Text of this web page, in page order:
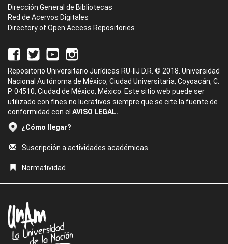
Dirección General de Bibliotecas
Red de Acervos Digitales
Directory of Open Access Repositories
Repositorio Universitario Jurídicas RU-IIJ D.R. © 2018. Universidad
Nacional Autónoma de México, Ciudad Universitaria, Coyoacán, C.
P. 04510, Ciudad de México, México. Este sitio web puede ser
utilizado con fines no lucrativos siempre que se cite la fuente de
conformidad con el AVISO LEGAL.
¿Cómo llegar?
Suscripción a actividades académicas
Normatividad